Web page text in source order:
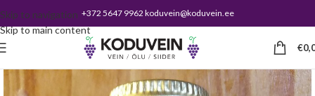
Skip to navigation
Skip to main content
+372 5647 9962 koduvein@koduvein.ee
€